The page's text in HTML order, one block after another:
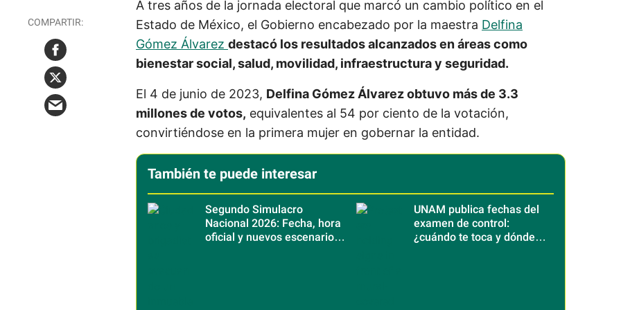
A tres años de la jornada electoral que marcó un cambio político en el
Estado de México, el Gobierno encabezado por la maestra Delfina
Gómez Álvarez destacó los resultados alcanzados en áreas como
bienestar social, salud, movilidad, infraestructura y seguridad.
El 4 de junio de 2023, Delfina Gómez Álvarez obtuvo más de 3.3
millones de votos, equivalentes al 54 por ciento de la votación,
convirtiéndose en la primera mujer en gobernar la entidad.
También te puede interesar
Segundo Simulacro
Nacional 2026: Fecha, hora
oficial y nuevos escenarios
UNAM publica fechas del
examen de control:
¿cuándo te toca y dónde